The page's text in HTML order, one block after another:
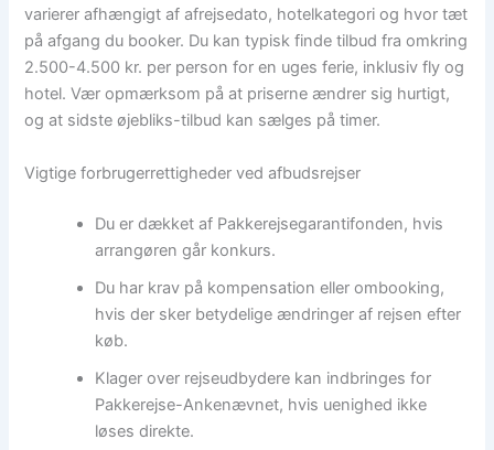
varierer afhængigt af afrejsedato, hotelkategori og hvor tæt
på afgang du booker. Du kan typisk finde tilbud fra omkring
2.500-4.500 kr. per person for en uges ferie, inklusiv fly og
hotel. Vær opmærksom på at priserne ændrer sig hurtigt,
og at sidste øjebliks-tilbud kan sælges på timer.
Vigtige forbrugerrettigheder ved afbudsrejser
Du er dækket af Pakkerejsegarantifonden, hvis
arrangøren går konkurs.
Du har krav på kompensation eller ombooking,
hvis der sker betydelige ændringer af rejsen efter
køb.
Klager over rejseudbydere kan indbringes for
Pakkerejse-Ankenævnet, hvis uenighed ikke
løses direkte.